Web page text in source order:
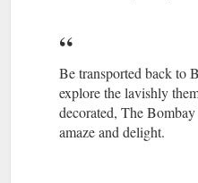
Be transported back to
explore the lavishly
decorated, The
amaze and delight.